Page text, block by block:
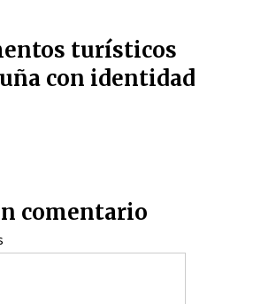
turísticos
con identidad
comentario